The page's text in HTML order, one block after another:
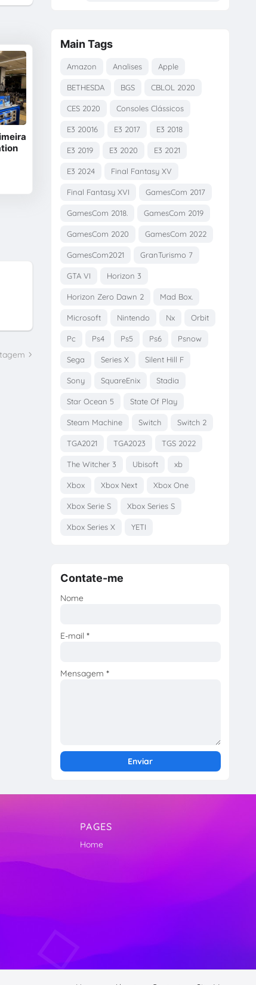
Main Tags
Amazon Analises Apple
BETHESDA BGS CBLOL 2020
CES 2020 Consoles Clássicos
E3 20016 E3 2017 E3 2018
E3 2019 E3 2020 E3 2021
E3 2024 Final Fantasy XV
Final Fantasy XVI GamesCom 2017
GamesCom 2018. GamesCom 2019
GamesCom 2020 GamesCom 2022
GamesCom2021 GranTurismo 7
GTA VI Horizon 3
Horizon Zero Dawn 2 Mad Box.
Microsoft Nintendo Nx Orbit
Pc Ps4 Ps5 Ps6 Psnow
Sega Series X Silent Hill F
Sony SquareEnix Stadia
Star Ocean 5 State Of Play
Steam Machine Switch Switch 2
TGA2021 TGA2023 TGS 2022
The Witcher 3 Ubisoft xb
Xbox Xbox Next Xbox One
Xbox Serie S Xbox Series S
Xbox Series X YETI
Contate-me
Nome
E-mail *
Mensagem *
PAGES
Home